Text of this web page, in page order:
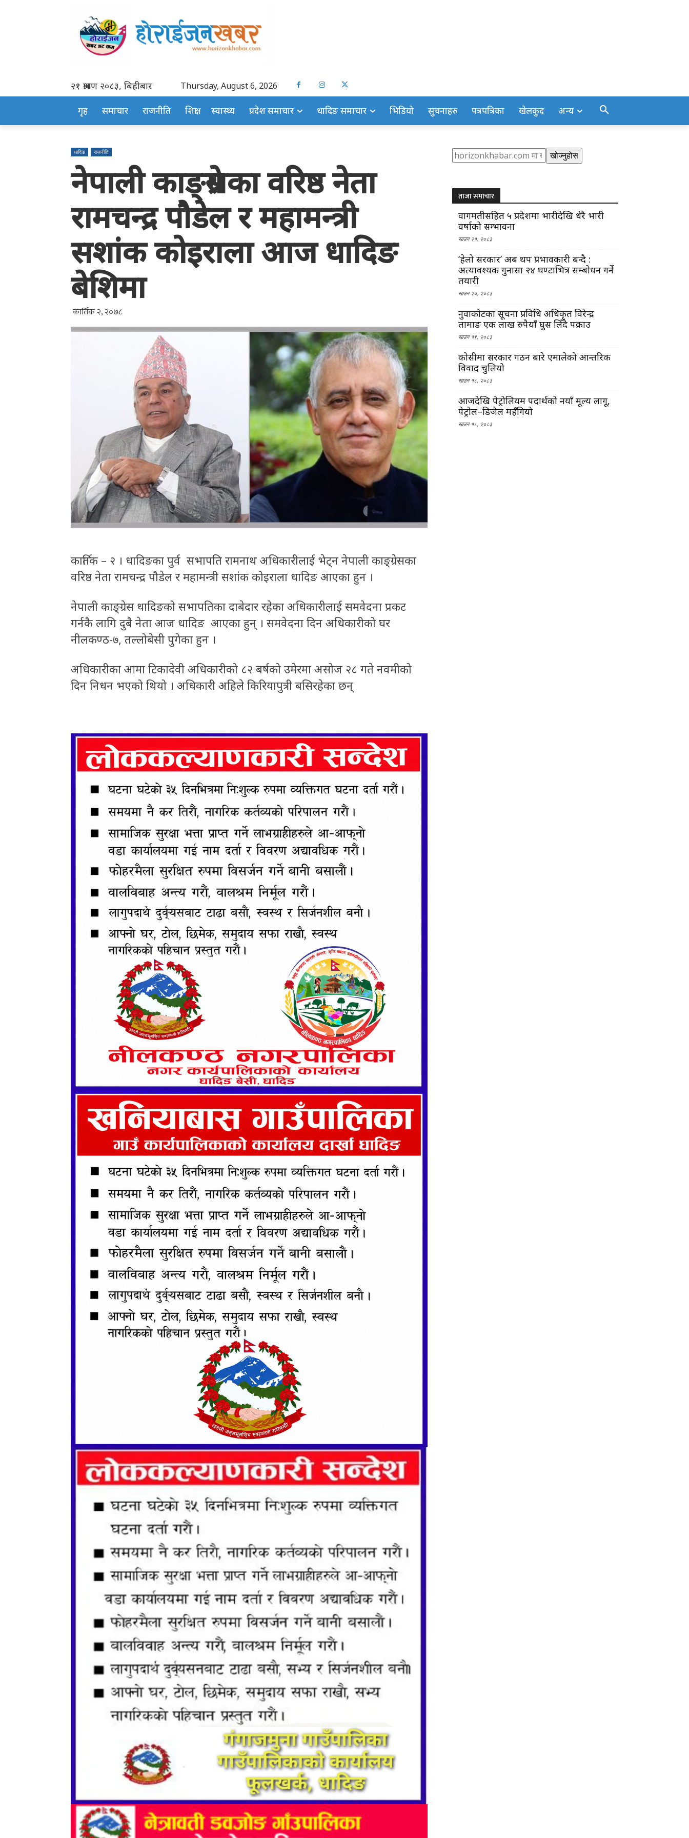
२१ श्रावण २०८३, बिहीबार Thursday, August 6, 2026
गृह समाचार राजनीति शिक्षा स्वास्थ्य प्रदेश समाचार धादिङ समाचार भिडियो सुचनाहरु पत्रपत्रिका खेलकुद अन्य
धादिङ राजनीति
नेपाली काङ्ग्रेसका वरिष्ठ नेता
रामचन्द्र पौडेल र महामन्त्री
सशांक कोइराला आज धादिङ
बेशिमा
कार्तिक २, २०७८
कार्तिक – २ । धादिङका पुर्व सभापति रामनाथ अधिकारीलाई भेट्न नेपाली काङ्ग्रेसका
वरिष्ठ नेता रामचन्द्र पौडेल र महामन्त्री सशांक कोइराला धादिङ आएका हुन ।
नेपाली काङ्ग्रेस धादिङको सभापतिका दाबेदार रहेका अधिकारीलाई समवेदना प्रकट
गर्नकै लागि दुबै नेता आज धादिङ आएका हुन् । समवेदना दिन अधिकारीको घर
नीलकण्ठ-७, तल्लोबेसी पुगेका हुन ।
अधिकारीका आमा टिकादेवी अधिकारीको ८२ बर्षको उमेरमा असोज २८ गते नवमीको
दिन निधन भएको थियो । अधिकारी अहिले किरियापुत्री बसिरहेका छन्
Search खोज्नुहोस
ताजा समाचार
वागमतीसहित ५ प्रदेशमा भारीदेखि धेरै भारी
वर्षाको सम्भावना
साउन २१, २०८३
‘हेलो सरकार’ अब थप प्रभावकारी बन्दै :
अत्यावश्यक गुनासा २४ घण्टाभित्र सम्बोधन गर्ने
तयारी
साउन २०, २०८३
नुवाकोटका सूचना प्रविधि अधिकृत विरेन्द्र
तामाङ एक लाख रुपैयाँ घुस लिँदै पक्राउ
साउन १९, २०८३
कोसीमा सरकार गठन बारे एमालेको आन्तरिक
विवाद चुलियो
साउन १८, २०८३
आजदेखि पेट्रोलियम पदार्थको नयाँ मूल्य लागू,
पेट्रोल–डिजेल महँगियो
साउन १८, २०८३